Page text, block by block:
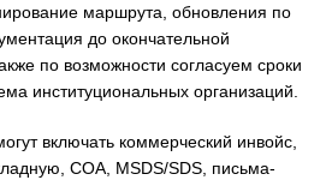
маршрута, обновления по
до окончательной
по возможности согласуем сроки
институциональных организаций.
включать коммерческий инвойс,
COA, MSDS/SDS, письма-